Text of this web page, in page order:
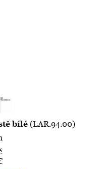
bílé(LAR.94.00)